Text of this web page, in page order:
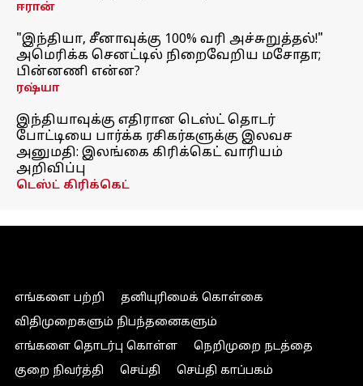
ஈரான்
"இந்தியா, சீனாவுக்கு 100% வரி அச்சுறுத்தல்!"
அமெரிக்க செனட்டில் நிறைவேறிய மசோதா;
பின்னணி என்ன?
ரஷ்யா
இந்தியாவுக்கு எதிரான டெஸ்ட் தொடர்
போட்டியை பார்க்க ரசிகர்களுக்கு இலவச
அனுமதி: இலங்கை கிரிக்கெட் வாரியம்
அறிவிப்பு
டெஸ்ட் கிரிக்கெட்
எங்களை பற்றி
தனியுரிமைக் கொள்கை
விதிமுறைகளும் நிபந்தனைகளும்
எங்களை தொடர்பு கொள்ள
நெறிமுறை நடத்தை
குறை நிவர்த்தி
செய்தி செய்தி காப்பகம்